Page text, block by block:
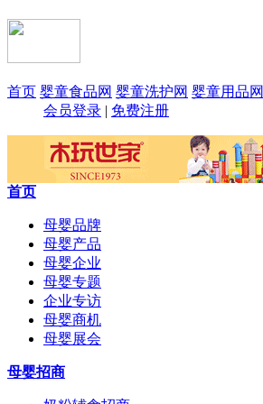
首页 婴童食品网 婴童洗护网 婴童用品网
会员登录 | 免费注册
首页
母婴品牌
母婴产品
母婴企业
母婴专题
企业专访
母婴商机
母婴展会
母婴招商